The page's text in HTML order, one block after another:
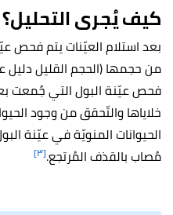
كيف يُجرى التحليل؟
بعد استلام العيّنات يتم فحص
من حجمها (الحجم القليل دليل
فحص عيّنة البول التي جُمعت
خلاياها والتّحقق من وجود
الحيوانات المنويّة في عيّنة
مُصاب بالقذف المُرتجع.[٣]